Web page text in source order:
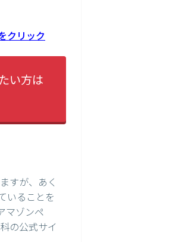
クリック
い方は
すが、あく
いることを
マゾンペ
の公式サイ